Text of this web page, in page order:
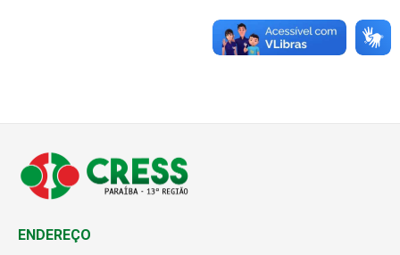
ENDEREÇO